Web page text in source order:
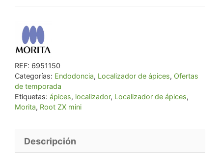
ápices.
REF: 6951150
Categorías: Endodoncia, Localizador de ápices, Ofertas
de temporada
Etiquetas: ápices, localizador, Localizador de ápices,
Morita, Root ZX mini
Descripción